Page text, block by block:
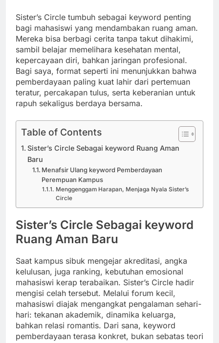
Sister’s Circle tumbuh sebagai keyword penting
bagi mahasiswi yang mendambakan ruang aman.
Mereka bisa berbagi cerita tanpa takut dihakimi,
sambil belajar memelihara kesehatan mental,
kepercayaan diri, bahkan jaringan profesional.
Bagi saya, format seperti ini menunjukkan bahwa
pemberdayaan paling kuat lahir dari pertemuan
teratur, percakapan tulus, serta keberanian untuk
rapuh sekaligus berdaya bersama.
Table of Contents
Sister’s Circle Sebagai keyword Ruang Aman
Baru
Menafsir Ulang keyword Pemberdayaan
Perempuan Kampus
Menggenggam Harapan, Menjaga Nyala Sister’s
Circle
Sister’s Circle Sebagai keyword
Ruang Aman Baru
Saat kampus sibuk mengejar akreditasi, angka
kelulusan, juga ranking, kebutuhan emosional
mahasiswi kerap terabaikan. Sister’s Circle hadir
mengisi celah tersebut. Melalui forum kecil,
mahasiswi diajak mengangkat pengalaman sehari-
hari: tekanan akademik, dinamika keluarga,
bahkan relasi romantis. Dari sana, keyword
pemberdayaan terasa konkret, bukan sebatas teori